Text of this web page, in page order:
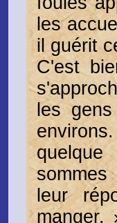
les
il guérit
C'est
les
leur